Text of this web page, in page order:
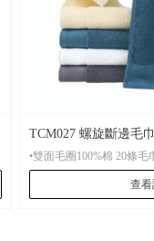
TCM027 螺旋斷邊毛
套裝
•雙面毛圈100%
•材 質： 雙面毛圈品質
查